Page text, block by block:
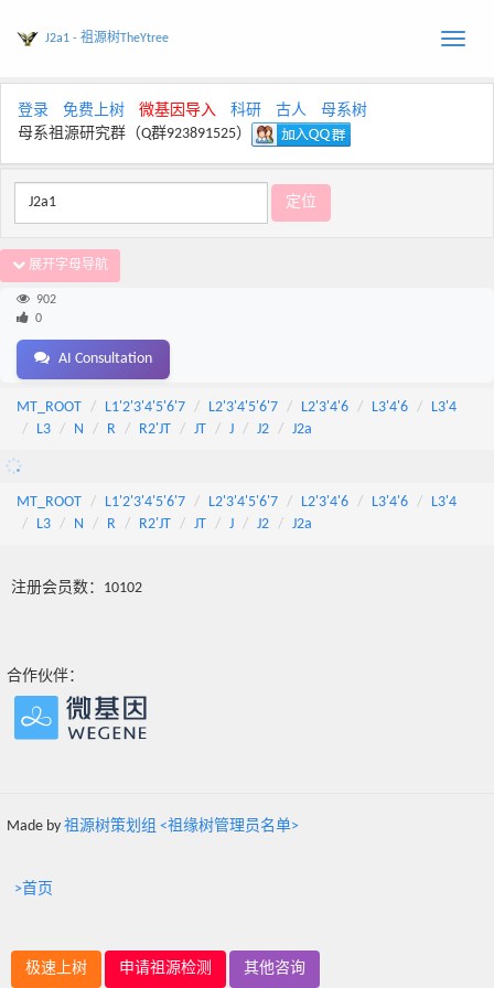
Toggle
J2a1 - 祖源树TheYtree
登录 免费上树 微基因导入 科研 古人
母系树
母系祖源研究群（Q群923891525）
展开字母导航
902
0
AI Consultation
MT_ROOT L1'2'3'4'5'6'7 L2'3'4'5'6'7 L2'3'4'6 L3'4'6
L3'4
L3
N R R2'JT JT J J2 J2a
MT_ROOT L1'2'3'4'5'6'7 L2'3'4'5'6'7 L2'3'4'6 L3'4'6
L3'4
L3
N R R2'JT JT J J2 J2a
注册会员数：10102
合作伙伴：
Made by 祖源树策划组 <祖缘树管理员名单>
>首页
极速上树 申请祖源检测 其他咨询